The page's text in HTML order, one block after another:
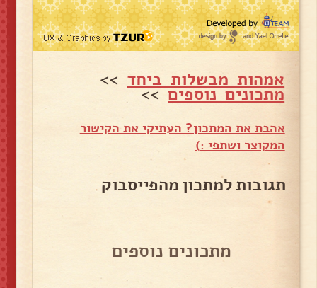
אמהות מבשלות ביחד >>
מתכונים נוספים>>
אהבת את המתכון? העתיקי את הקישור
המקוצר ושתפי :)
תגובות למתכון מהפייסבוק
מתכונים נוספים